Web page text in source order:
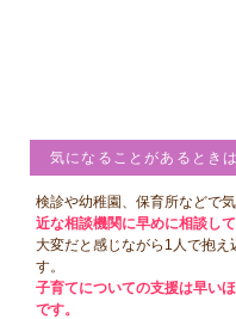
気になることがあるとき
検診や幼稚園、保育所などで
近な相談機関に早めに相談し
大変だと感じながら1人で抱
す。
子育てについての支援は早い
です。